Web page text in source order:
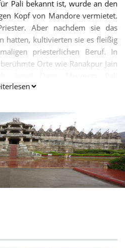
Pali bekannt ist, wurde an den
Kopf von Mandore vermietet.
Aber nachdem sie das
hatten, kultivierten sie es fleißig
priesterlichen Beruf. In
Orte wie Ranakpur Jain
Mahaveer Swami Tempel etc.